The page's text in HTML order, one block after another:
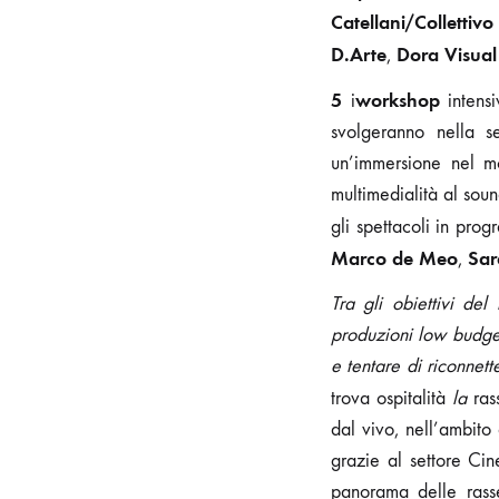
Catellani/
D.Arte, Dora
5 iworkshop
svolgeranno nella
un’immersione
multimedialità al
gli spettacoli in
Marco de Meo,
Tra gli obiettivi del
produzioni low
e tentare di
trova ospitalità la
dal vivo,
grazie al settore
panorama delle